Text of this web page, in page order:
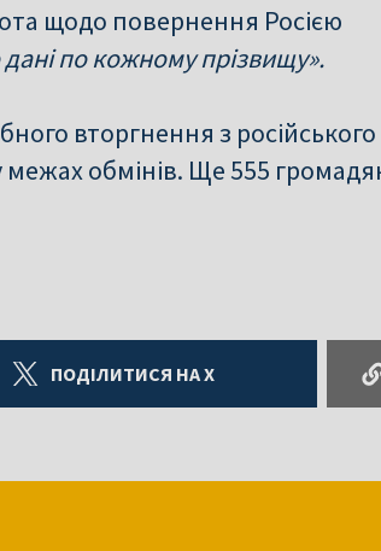
щодо повернення Росією
дані по кожному прізвищу».
вторгнення з російського
межах обмінів. Ще 555
ПОДІЛИТИСЯ НА X